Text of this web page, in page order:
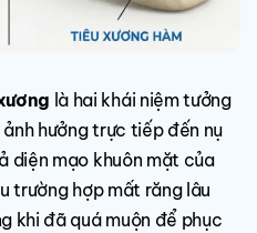
là hai khái niệm tưởng
hưởng trực tiếp đến nụ
diện mạo khuôn mặt của
trường hợp mất răng lâu
khi đã quá muộn để phục